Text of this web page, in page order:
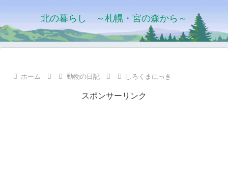
北の暮らし ～札幌・宮の森から～
ホーム 動物の日記 しろくまにっき
スポンサーリンク